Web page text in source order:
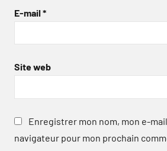
E-mail *
Site web
Enregistrer mon nom, mon e-
navigateur pour mon prochain